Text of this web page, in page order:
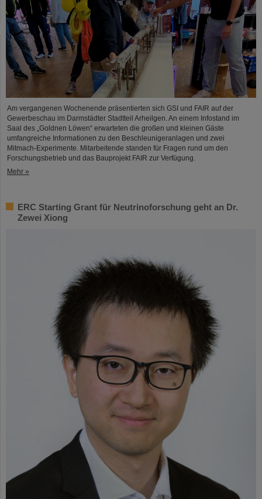
Am vergangenen Wochenende präsentierten sich GSI und FAIR auf der
Gewerbeschau im Darmstädter Stadtteil Arheilgen. An einem Infostand im
Saal des „Goldnen Löwen“ erwarteten die großen und kleinen Gäste
umfangreiche Informationen zu den Beschleunigeranlagen und zwei
Mitmach-Experimente. Mitarbeitende standen für Fragen rund um den
Forschungsbetrieb und das Bauprojekt FAIR zur Verfügung.
Mehr »
ERC Starting Grant für Neutrinoforschung geht an Dr.
Zewei Xiong